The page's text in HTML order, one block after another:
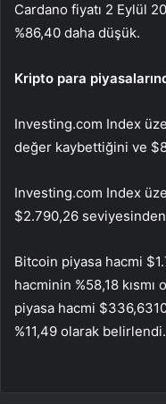
Cardano fiyatı 2 Eylül
%86,40 daha düşük.
Kripto para
Investing.com Index
değer kaybettiğini ve
Investing.com Index
$2.790,26
Bitcoin piyasa hacmi
hacminin %58,18
piyasa hacmi
%11,49 olarak belirlendi.